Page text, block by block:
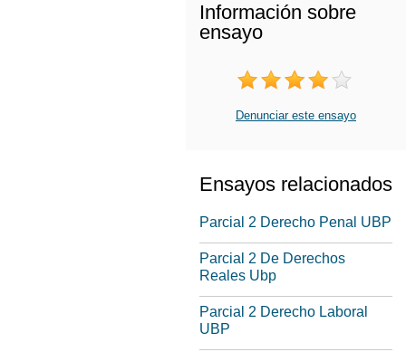
Información sobre
ensayo
Denunciar este ensayo
Ensayos relacionados
Parcial 2 Derecho Penal UBP
Parcial 2 De Derechos
Reales Ubp
Parcial 2 Derecho Laboral
UBP